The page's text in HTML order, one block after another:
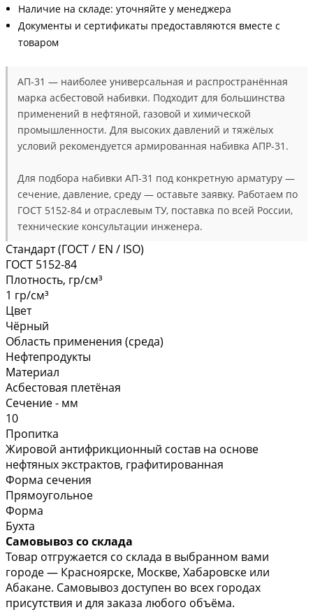
Наличие на складе: уточняйте у менеджера
Документы и сертификаты предоставляются вместе с
товаром
АП-31 — наиболее универсальная и распространённая
марка асбестовой набивки. Подходит для большинства
применений в нефтяной, газовой и химической
промышленности. Для высоких давлений и тяжёлых
условий рекомендуется армированная набивка АПР-31.
Для подбора набивки АП-31 под конкретную арматуру —
сечение, давление, среду — оставьте заявку. Работаем по
ГОСТ 5152-84 и отраслевым ТУ, поставка по всей России,
технические консультации инженера.
Стандарт (ГОСТ / EN / ISO)
ГОСТ 5152-84
Плотность, гр/см³
1 гр/см³
Цвет
Чёрный
Область применения (среда)
Нефтепродукты
Материал
Асбестовая плетёная
Сечение - мм
10
Пропитка
Жировой антифрикционный состав на основе
нефтяных экстрактов, графитированная
Форма сечения
Прямоугольное
Форма
Бухта
Самовывоз со склада
Товар отгружается со склада в выбранном вами
городе — Красноярске, Москве, Хабаровске или
Абакане. Самовывоз доступен во всех городах
присутствия и для заказа любого объёма.